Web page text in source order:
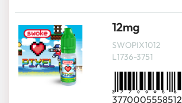
12mg
SWOPIX1012
L1736-3751
3770005558512